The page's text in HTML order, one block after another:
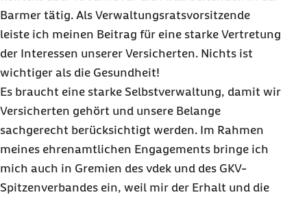
Barmer tätig. Als Verwaltungsratsvorsitzende
leiste ich meinen Beitrag für eine starke Vertretung
der Interessen unserer Versicherten. Nichts ist
wichtiger als die Gesundheit!
Es braucht eine starke Selbstverwaltung, damit wir
Versicherten gehört und unsere Belange
sachgerecht berücksichtigt werden. Im Rahmen
meines ehrenamtlichen Engagements bringe ich
mich auch in Gremien des vdek und des GKV-
Spitzenverbandes ein, weil mir der Erhalt und die